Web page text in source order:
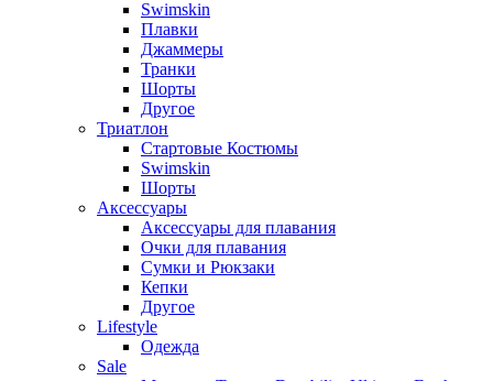
Swimskin
Плавки
Джаммеры
Транки
Шорты
Другое
Триатлон
Стартовые Костюмы
Swimskin
Шорты
Аксессуары
Аксессуары для плавания
Очки для плавания
Сумки и Рюкзаки
Кепки
Другое
Lifestyle
Одежда
Sale